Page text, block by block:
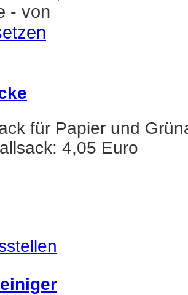
- von
für Papier und
4,05 Euro